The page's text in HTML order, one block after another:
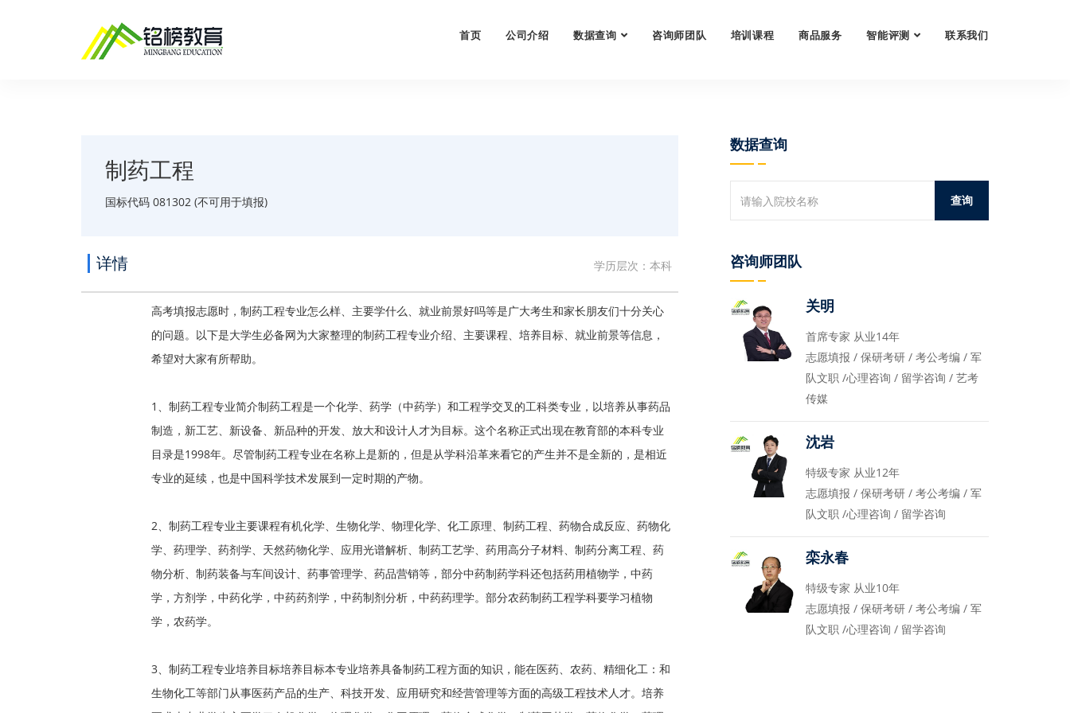
首页 公司介绍 数据查询 咨询师团队 培训课程 商品服务 智能评测 联系我们
制药工程
国标代码 081302 (不可用于填报)
详情 学历层次：本科
高考填报志愿时，制药工程专业怎么样、主要学什么、就业前景好吗等是广大考生和家长朋友们十分关心
的问题。以下是大学生必备网为大家整理的制药工程专业介绍、主要课程、培养目标、就业前景等信息，
希望对大家有所帮助。
1、制药工程专业简介制药工程是一个化学、药学（中药学）和工程学交叉的工科类专业，以培养从事药品
制造，新工艺、新设备、新品种的开发、放大和设计人才为目标。这个名称正式出现在教育部的本科专业
目录是1998年。尽管制药工程专业在名称上是新的，但是从学科沿革来看它的产生并不是全新的，是相近
专业的延续，也是中国科学技术发展到一定时期的产物。
2、制药工程专业主要课程有机化学、生物化学、物理化学、化工原理、制药工程、药物合成反应、药物化
学、药理学、药剂学、天然药物化学、应用光谱解析、制药工艺学、药用高分子材料、制药分离工程、药
物分析、制药装备与车间设计、药事管理学、药品营销等，部分中药制药学科还包括药用植物学，中药
学，方剂学，中药化学，中药药剂学，中药制剂分析，中药药理学。部分农药制药工程学科要学习植物
学，农药学。
3、制药工程专业培养目标培养目标本专业培养具备制药工程方面的知识，能在医药、农药、精细化工：和
生物化工等部门从事医药产品的生产、科技开发、应用研究和经营管理等方面的高级工程技术人才。培养
数据查询
咨询师团队
关明
首席专家 从业14年
志愿填报 / 保研考研 / 考公考编 / 军
队文职 /心理咨询 / 留学咨询 / 艺考
传媒
沈岩
特级专家 从业12年
志愿填报 / 保研考研 / 考公考编 / 军
队文职 /心理咨询 / 留学咨询
栾永春
特级专家 从业10年
志愿填报 / 保研考研 / 考公考编 / 军
队文职 /心理咨询 / 留学咨询